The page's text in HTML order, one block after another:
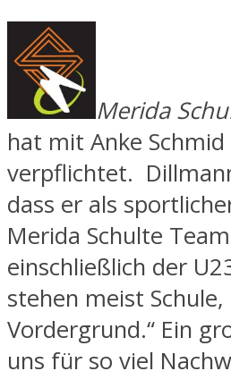
Merida
hat mit Anke
verpflichtet.
dass er als
Merida Schulte
einschließlich der
stehen meist
Vordergrund.“ Ein
uns für so viel